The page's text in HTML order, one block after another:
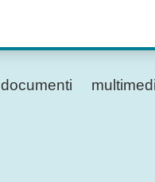
documenti